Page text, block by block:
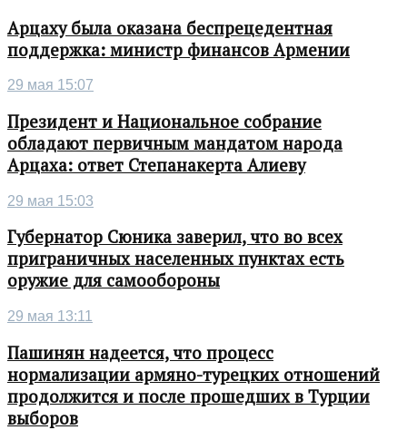
Арцаху была оказана беспрецедентная
поддержка: министр финансов Армении
29 мая 15:07
Президент и Национальное собрание
обладают первичным мандатом народа
Арцаха: ответ Степанакерта Алиеву
29 мая 15:03
Губернатор Сюника заверил, что во всех
приграничных населенных пунктах есть
оружие для самообороны
29 мая 13:11
Пашинян надеется, что процесс
нормализации армяно-турецких отношений
продолжится и после прошедших в Турции
выборов